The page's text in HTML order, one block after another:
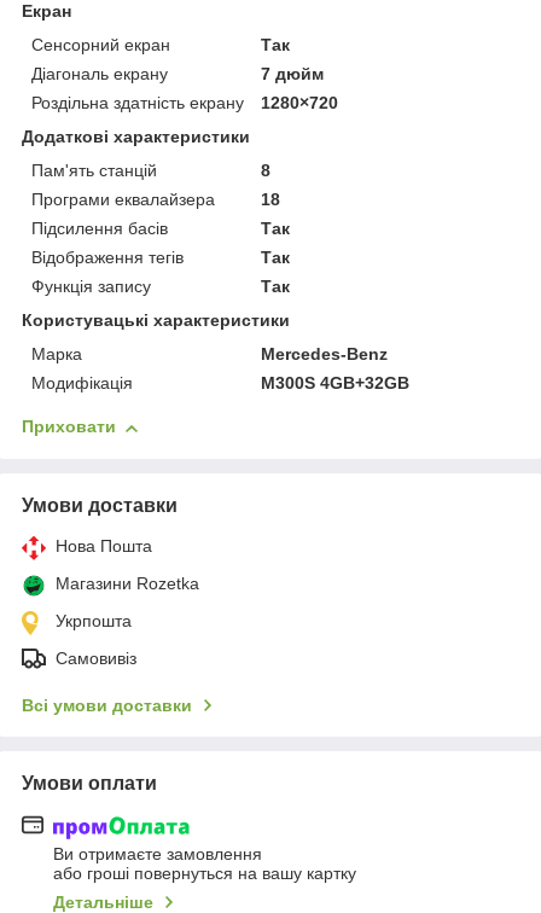
Екран
Сенсорний екран
Так
Діагональ екрану
7 дюйм
Роздільна здатність екрану
1280×720
Додаткові характеристики
Пам'ять станцій
8
Програми еквалайзера
18
Підсилення басів
Так
Відображення тегів
Так
Функція запису
Так
Користувацькі характеристики
Марка
Mercedes-Benz
Модифікація
M300S 4GB+32GB
Приховати
Умови доставки
Нова Пошта
Магазини Rozetka
Укрпошта
Самовивіз
Всі умови доставки
Умови оплати
Ви отримаєте замовлення
або гроші повернуться на вашу картку
Детальніше